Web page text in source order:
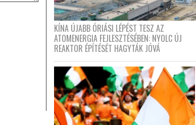
KÍNA ÚJABB ÓRIÁSI LÉPÉST TESZ AZ
ATOMENERGIA FEJLESZTÉSÉBEN: NYOLC ÚJ
REAKTOR ÉPÍTÉSÉT HAGYTÁK JÓVÁ